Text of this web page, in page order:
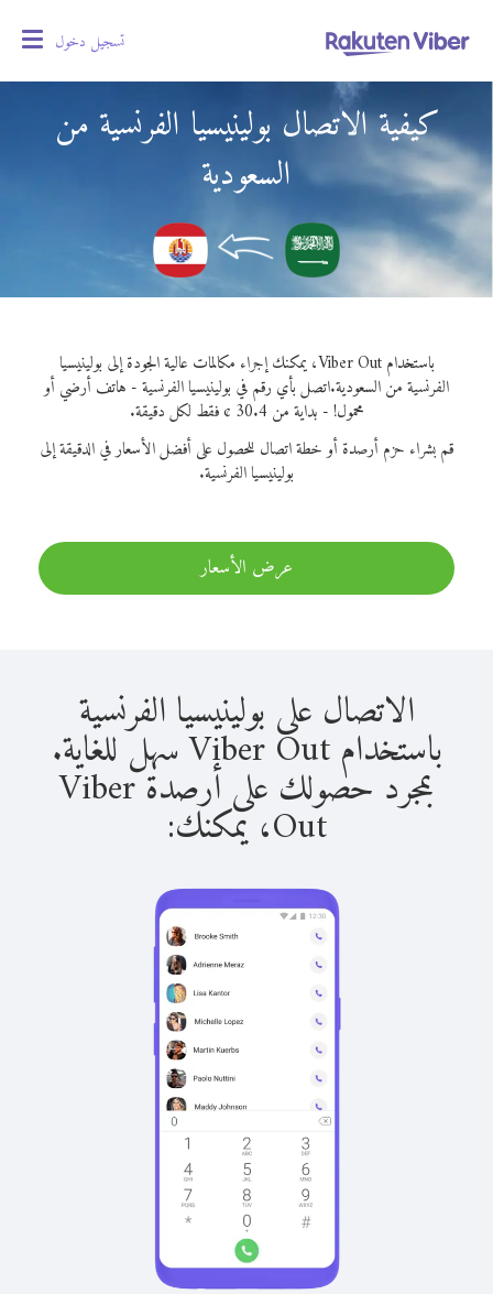
تسجيل دخول
كيفية الاتصال بولينيسيا الفرنسية من
السعودية
باستخدام Viber Out، يمكنك إجراء مكالمات عالية الجودة إلى بولينيسيا
الفرنسية من السعودية.اتصل بأي رقم في بولينيسيا الفرنسية - هاتف أرضي أو
محمول! - بداية من 30.4 ¢ فقط لكل دقيقة.
قم بشراء حزم أرصدة أو خطة اتصال للحصول على أفضل الأسعار في الدقيقة إلى
بولينيسيا الفرنسية.
عرض الأسعار
الاتصال على بولينيسيا الفرنسية
باستخدام Viber Out سهل للغاية.
بمجرد حصولك على أرصدة Viber
Out، يمكنك: